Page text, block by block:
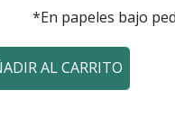
*En papeles bajo
AL CARRITO